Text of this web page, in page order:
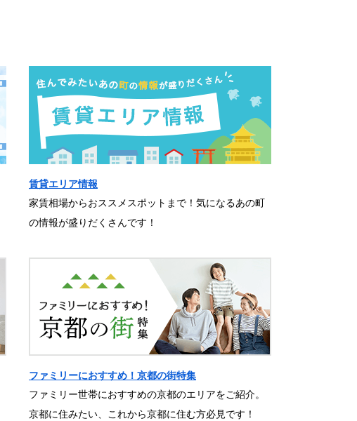
賃貸エリア情報
家賃相場からおススメスポットまで！気になるあの町
の情報が盛りだくさんです！
ファミリーにおすすめ！京都の街特集
ファミリー世帯におすすめの京都のエリアをご紹介。
京都に住みたい、これから京都に住む方必見です！